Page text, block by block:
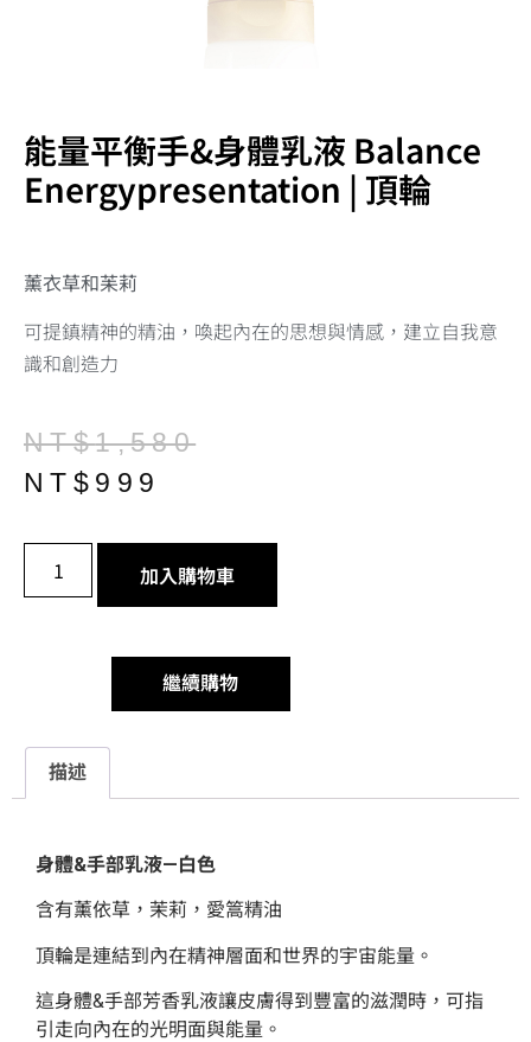
能量平衡手&身體乳液 Balance
Energypresentation | 頂輪
薰衣草和苿莉
可提鎮精神的精油，喚起內在的思想與情感，建立自我意
識和創造力
NT$1,580
NT$ 999
加入購物車
繼續購物
描述
身體&手部乳液—白色
含有薰依草，茉莉，愛篙精油
頂輪是連結到內在精神層面和世界的宇宙能量。
這身體&手部芳香乳液讓皮膚得到豐富的滋潤時，可指
引走向內在的光明面與能量。